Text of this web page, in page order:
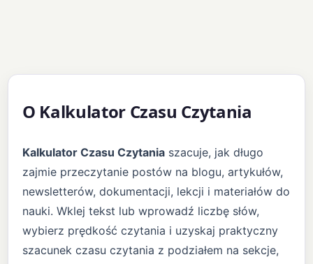
O Kalkulator Czasu Czytania
Kalkulator Czasu Czytania szacuje, jak długo
zajmie przeczytanie postów na blogu, artykułów,
newsletterów, dokumentacji, lekcji i materiałów do
nauki. Wklej tekst lub wprowadź liczbę słów,
wybierz prędkość czytania i uzyskaj praktyczny
szacunek czasu czytania z podziałem na sekcje,